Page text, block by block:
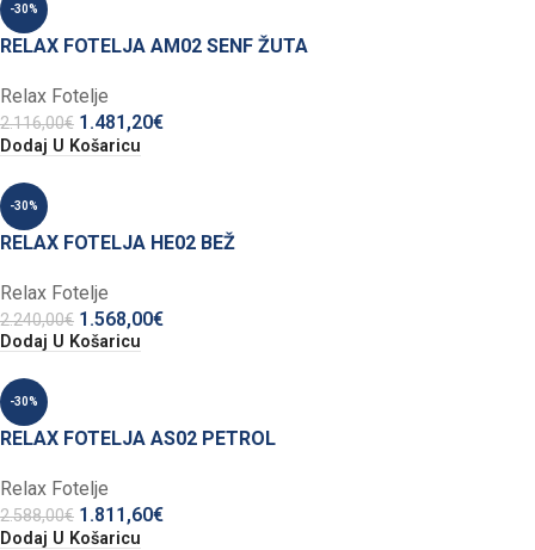
-30%
RELAX FOTELJA AM02 SENF ŽUTA
Relax Fotelje
2.116,00€ 1.481,20€
Dodaj U Košaricu
-30%
RELAX FOTELJA HE02 BEŽ
Relax Fotelje
2.240,00€ 1.568,00€
Dodaj U Košaricu
-30%
RELAX FOTELJA AS02 PETROL
Relax Fotelje
2.588,00€ 1.811,60€
Dodaj U Košaricu